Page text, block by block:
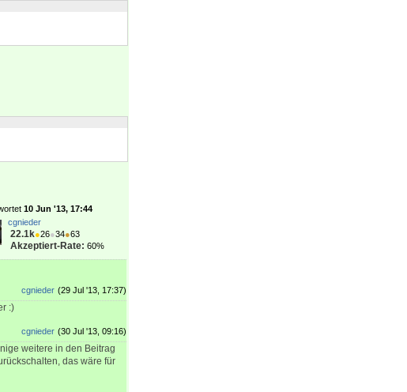
10 Jun '13, 17:44
cgnieder
22.1k●26●34●63
Akzeptiert-Rate: 60%
(29 Jul '13, 17:37)
cgnieder
:)
(30 Jul '13, 09:16)
cgnieder
weitere in den Beitrag
das wäre für